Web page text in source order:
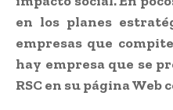
en los planes
empresas que
hay empresa que se
RSC en su página Web